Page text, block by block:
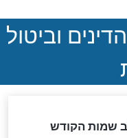
של טראמפ
ועם הרבה
שנחשף